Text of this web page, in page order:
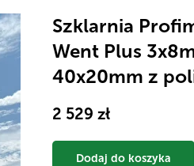
Szklarnia
Went Plus
40x20mm z
2 529 zł
Dodaj do koszyka